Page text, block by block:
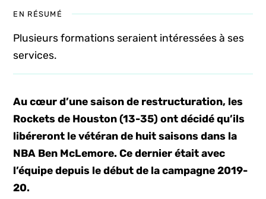
EN RÉSUMÉ
Plusieurs formations seraient intéressées à ses
services.
Au cœur d’une saison de restructuration, les
Rockets de Houston (13-35) ont décidé qu’ils
libéreront le vétéran de huit saisons dans la
NBA Ben McLemore. Ce dernier était avec
l’équipe depuis le début de la campagne 2019-
20.